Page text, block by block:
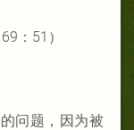
：51）
问题，因为被